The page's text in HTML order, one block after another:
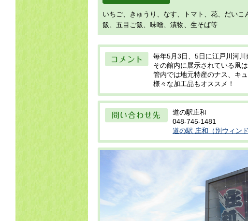
目
いちご、きゅうり、なす、トマト、花、だい
飯、五目ご飯、味噌、漬物、生そば等
コメント
毎年5月3日、5日に江戸川河川
その館内に展示されている凧
管内では地元特産のナス、キ
様々な加工品もオススメ！
問い合わせ先
道の駅庄和
048-745-1481
道の駅 庄和（別ウィン